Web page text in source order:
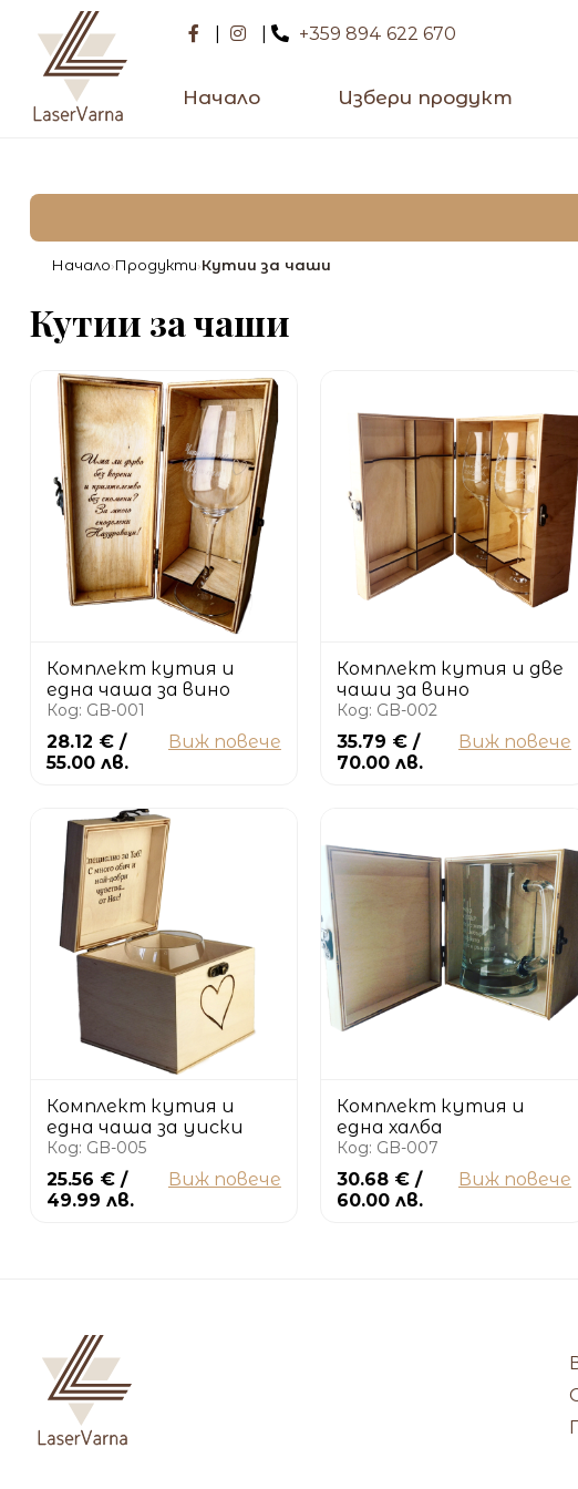
+359 894 622 670
Начало Избери продукт
Начало›Продукти›Кутии за чаши
Кутии за чаши
Комплект кутия и
една чаша за вино
Код: GB-001
28.12 € /
55.00 лв.
Виж повече
Комплект кутия и две
чаши за вино
Код: GB-002
35.79 € /
70.00 лв.
Виж повече
Комплект кутия и
една чаша за уиски
Код: GB-005
25.56 € /
49.99 лв.
Виж повече
Комплект кутия и
една халба
Код: GB-007
30.68 € /
60.00 лв.
Виж повече